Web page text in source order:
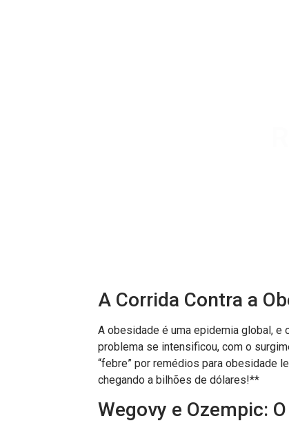
A Corrida Contra a
A obesidade é uma epidemia global,
problema se intensificou, com o
“febre” por remédios para obesidade
chegando a bilhões de dólares!**
Wegovy e Ozempic: